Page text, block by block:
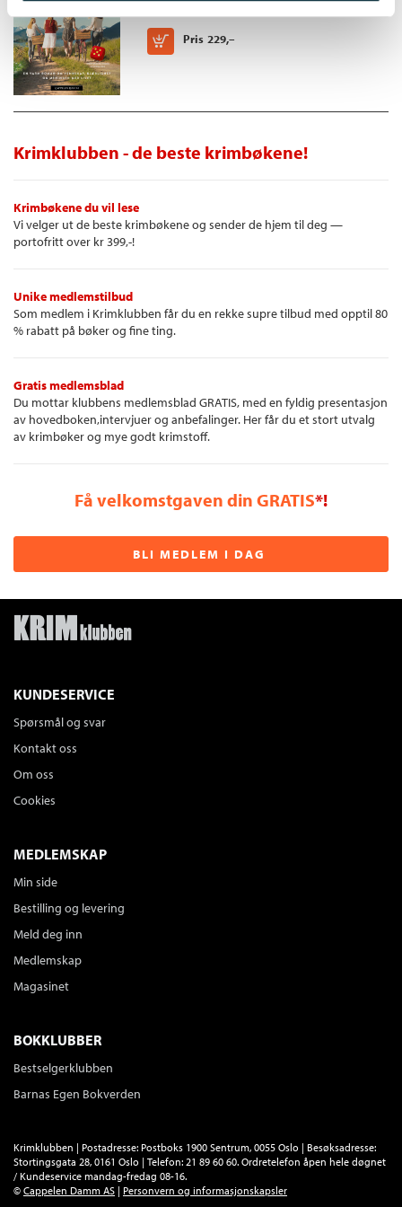
Pris 229,–
Kjøp
Krimklubben - de beste krimbøkene!
Krimbøkene du vil lese
Vi velger ut de beste krimbøkene og sender de hjem til deg —
portofritt over kr 399,-!
Unike medlemstilbud
Som medlem i Krimklubben får du en rekke supre tilbud med opptil 80
% rabatt på bøker og fine ting.
Gratis medlemsblad
Du mottar klubbens medlemsblad GRATIS, med en fyldig presentasjon
av hovedboken,intervjuer og anbefalinger. Her får du et stort utvalg
av krimbøker og mye godt krimstoff.
Få velkomstgaven din GRATIS*!
BLI MEDLEM I DAG
KUNDESERVICE
Spørsmål og svar
Kontakt oss
Om oss
Cookies
MEDLEMSKAP
Min side
Bestilling og levering
Meld deg inn
Medlemskap
Magasinet
BOKKLUBBER
Bestselgerklubben
Barnas Egen Bokverden
Krimklubben | Postadresse: Postboks 1900 Sentrum, 0055 Oslo | Besøksadresse:
Stortingsgata 28, 0161 Oslo | Telefon: 21 89 60 60. Ordretelefon åpen hele døgnet
/ Kundeservice mandag-fredag 08-16.
© Cappelen Damm AS | Personvern og informasjonskapsler